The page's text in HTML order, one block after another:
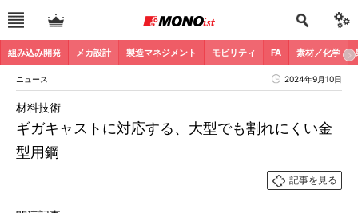
組み込み開発 メカ設計 製造マネジメント モビリティ FA 素材／化学
ニュース 2024年9月10日
ギガキャストに対応する、大型でも割れにくい金
型用鋼
材料技術
記事を見る